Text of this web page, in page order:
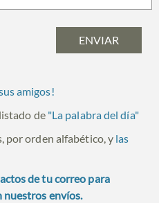
amigos!
de "La palabra del día"
por orden alfabético, y las
de tu correo para
nuestros envíos.